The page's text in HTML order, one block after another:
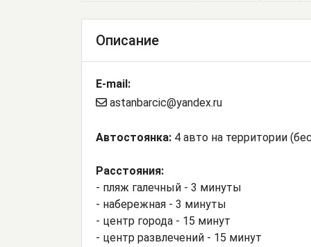
Описание
E-mail:
astanbarcic@yandex.ru
Автостоянка: 4 авто на территории
Расстояния:
- пляж галечный - 3 минуты
- набережная - 3 минуты
- центр города - 15 минут
- центр развлечений - 15 минут